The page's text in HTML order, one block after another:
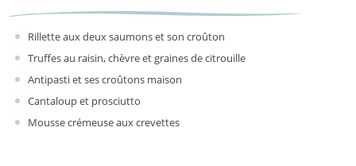
Rillette aux deux saumons et son croûton
Truffes au raisin, chèvre et graines de citrouille
Antipasti et ses croûtons maison
Cantaloup et prosciutto
Mousse crémeuse aux crevettes